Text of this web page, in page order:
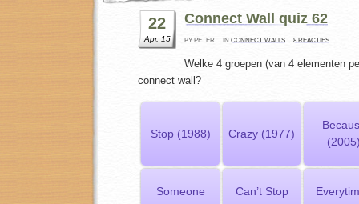
22
Apr, 15
Connect Wall quiz 62
BY PETER IN CONNECT WALLS 8 REACTIES
Welke 4 groepen (van 4 elementen
connect wall?
Stop (1988) Crazy (1977)
Someone
Can’t Stop